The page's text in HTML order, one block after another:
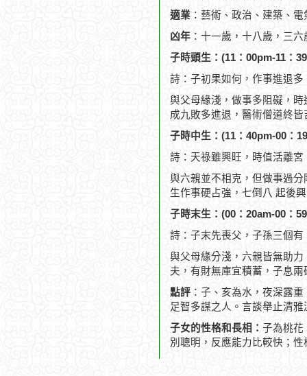
適業 ：藝術、政治、建築、
凶年 ：十一歲，十八歲，三
子時頭生：(11：00pm-11：
詩：子初果如何，作事進退
與父母緣淺，做事多阻礙，
成九敗多進退，醫術僧道終
子時中生：(11：40pm-00：
詩：天祿雖興旺，時值活離
與六親並不相克，但做事過
生作事硬占強，七倒八 起後
子時末生：(00：20am-00：
詩：子末先喪父，子孫三個
與父母緣分淺，六親皆無助
夫，有財無庫宜積蓄，子息兩
點評 ：子、亥為水，夜深露
足智多謀之人。言談舉止清
子女的性格和長相： 子為桃花
別聰明，反應能力比較快；